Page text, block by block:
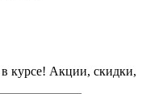
курсе! Акции, скидки,